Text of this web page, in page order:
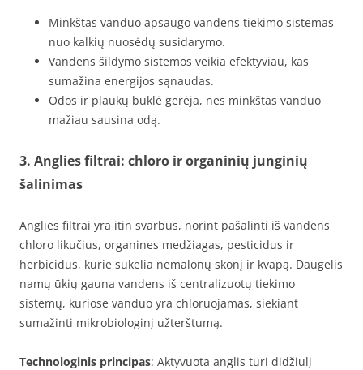
Minkštas vanduo apsaugo vandens tiekimo sistemas
nuo kalkių nuosėdų susidarymo.
Vandens šildymo sistemos veikia efektyviau, kas
sumažina energijos sąnaudas.
Odos ir plaukų būklė gerėja, nes minkštas vanduo
mažiau sausina odą.
3. Anglies filtrai: chloro ir organinių junginių
šalinimas
Anglies filtrai yra itin svarbūs, norint pašalinti iš vandens
chloro likučius, organines medžiagas, pesticidus ir
herbicidus, kurie sukelia nemalonų skonį ir kvapą. Daugelis
namų ūkių gauna vandens iš centralizuotų tiekimo
sistemų, kuriose vanduo yra chloruojamas, siekiant
sumažinti mikrobiologinį užterštumą.
Technologinis principas: Aktyvuota anglis turi didžiulį